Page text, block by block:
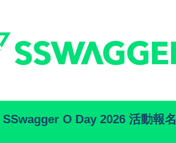
SSwagger O Day 2026 活動報名